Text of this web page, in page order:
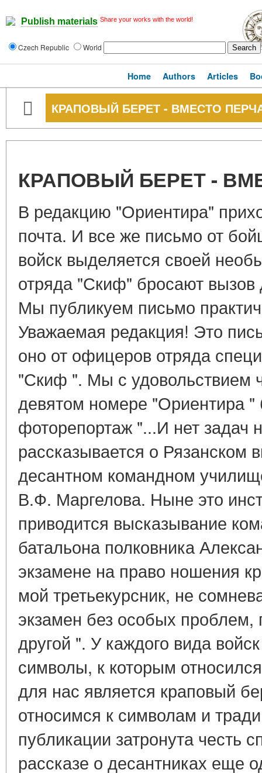
Publish materials Share your works with the world!
Czech Republic World
Home Authors Articles
КРАПОВЫЙ БЕРЕТ - ВМЕСТО
КРАПОВЫЙ БЕРЕТ -
В редакцию "Ориентира"
почта. И все же письмо от
войск выделяется своей
отряда "Скиф" бросают вызов
Мы публикуем письмо
Уважаемая редакция! Это
оно от офицеров отряда
"Скиф ". Мы с удовольствием
девятом номере "Ориентира "
фоторепортаж "...И нет задач
рассказывается о
десантном командном
В.Ф. Маргелова. Ныне это
приводится высказывание
батальона полковника
экзамене на право ношения
мой третьекурсник, не
экзамен без особых проблем,
другой ". У каждого вида
символы, к которым
для нас является краповый
относимся к символам и
публикации затронута честь
рассказе о десантниках еще